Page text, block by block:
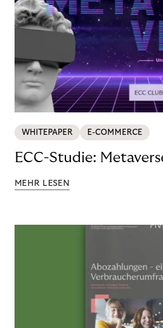
WHITEPAPER E-COMMERCE
ECC-Studie:
MEHR LESEN